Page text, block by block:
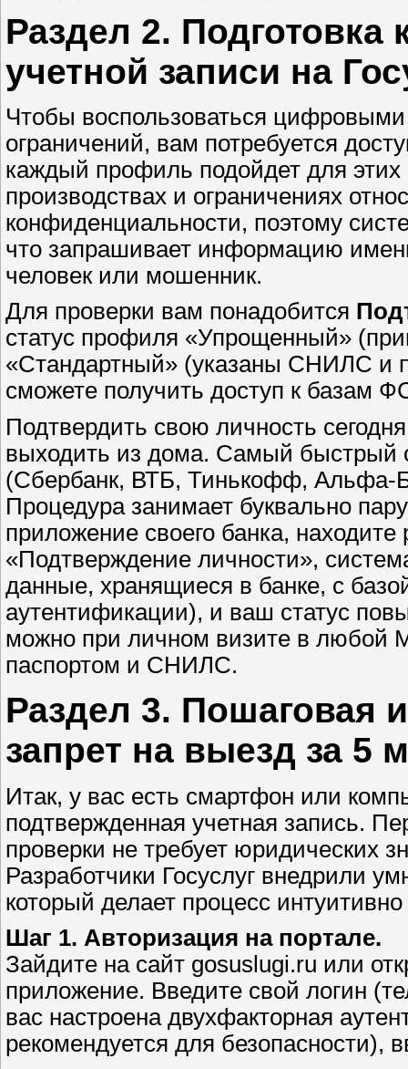
Раздел 2. Подготовка
учетной записи на
Чтобы воспользоваться
ограничений, вам потребуется
каждый профиль подойдет для
производствах и ограничениях
конфиденциальности, поэтому
что запрашивает информацию
человек или мошенник.
Для проверки вам понадобится
статус профиля «Упрощенный»
«Стандартный» (указаны СНИЛС и
сможете получить доступ к базам
Подтвердить свою личность
выходить из дома. Самый быстрый
(Сбербанк, ВТБ, Тинькофф, Альфа-
Процедура занимает буквально
приложение своего банка, находите
«Подтверждение личности»,
данные, хранящиеся в банке, с
аутентификации), и ваш статус
можно при личном визите в любой
паспортом и СНИЛС.
Раздел 3. Пошаговая
запрет на выезд за 5
Итак, у вас есть смартфон или
подтвержденная учетная запись.
проверки не требует юридических
Разработчики Госуслуг внедрили
который делает процесс
Шаг 1. Авторизация на портале.
Зайдите на сайт gosuslugi.ru или
приложение. Введите свой логин
вас настроена двухфакторная
рекомендуется для